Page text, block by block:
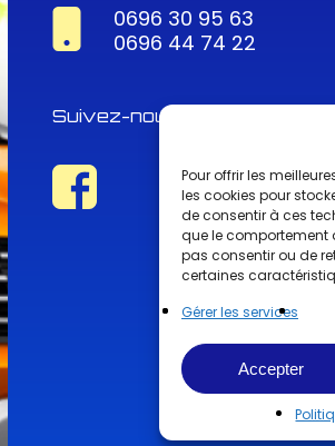
Pour offrir les
les cookies pour
de consentir à ces
que le comportement
pas consentir ou de
certaines
Gérer les services
Accepter
0696 30 95 63
0696 44 74 22
Suivez-nous !